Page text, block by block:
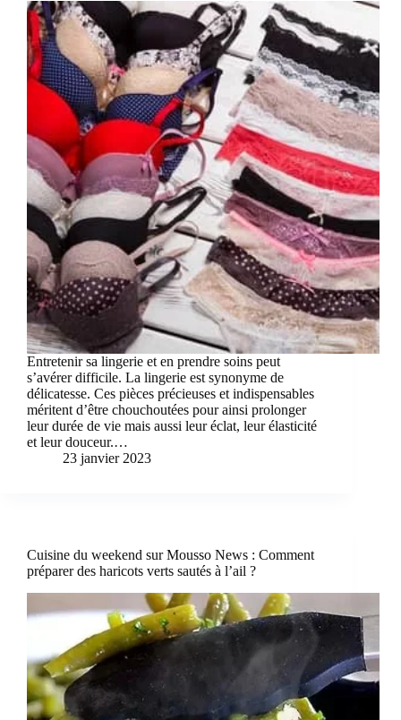
Entretenir sa lingerie et en prendre soins peut
s’avérer difficile. La lingerie est synonyme de
délicatesse. Ces pièces précieuses et indispensables
méritent d’être chouchoutées pour ainsi prolonger
leur durée de vie mais aussi leur éclat, leur élasticité
et leur douceur.…
23 janvier 2023
Cuisine du weekend sur Mousso News : Comment
préparer des haricots verts sautés à l’ail ?